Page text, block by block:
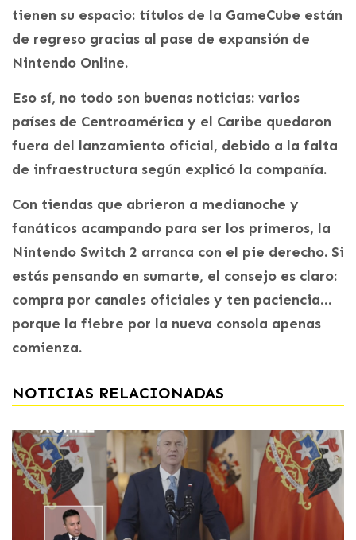
tienen su espacio: títulos de la GameCube están
de regreso gracias al pase de expansión de
Nintendo Online.
Eso sí, no todo son buenas noticias: varios
países de Centroamérica y el Caribe quedaron
fuera del lanzamiento oficial, debido a la falta
de infraestructura según explicó la compañía.
Con tiendas que abrieron a medianoche y
fanáticos acampando para ser los primeros, la
Nintendo Switch 2 arranca con el pie derecho. Si
estás pensando en sumarte, el consejo es claro:
compra por canales oficiales y ten paciencia…
porque la fiebre por la nueva consola apenas
comienza.
NOTICIAS RELACIONADAS